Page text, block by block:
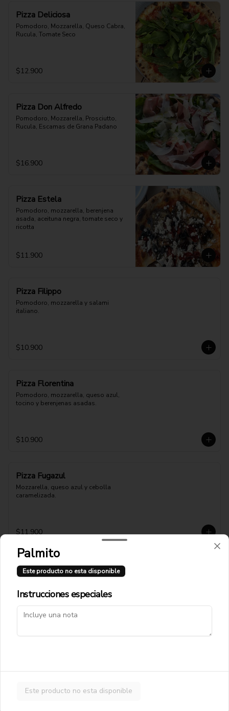
Pizza Deliciosa
Pomodoro, Mozzarella, Queso Cabra,
Rucula, Tomate Seco
$12.900
Pizza Don Alfredo
Pomodoro, Mozzarella, Prosciutto,
Rucula, Escamas de Grana Padano
$16.900
Pizza Estela
Pomodoro, mozzarella, berenjena
asada, aceituna negra, tomate seco y
ricotta
$11.900
Pizza Filippo
Pomodoro, mozzarella y salami
italiano.
$10.900
Pizza Florentina
Pomodoro, mozzarella, queso azul,
tocino y berenjenas asadas.
$10.900
Pizza Fugazul
Mozzarella, queso azul y cebolla
caramelizada.
$11.900
Pizza Fugaronni
Mozzarella, pepperonni, cebolla
Pomodoro, mozzarella, jamón cocido,
Palmito
Este producto no esta disponible
Instrucciones especiales
Este producto no esta disponible